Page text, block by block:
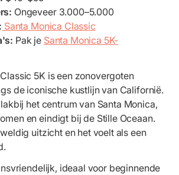
Ongeveer 3.000–5.000
Santa Monica Classic
Pak je Santa Monica 5K-
5K is een zonovergoten
de iconische kustlijn van Californië.
het centrum van Santa Monica,
en eindigt bij de Stille Oceaan.
uitzicht en het voelt als een
ideaal voor beginnende